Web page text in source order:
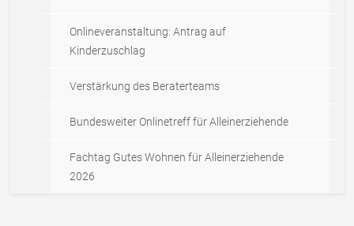
Onlineveranstaltung: Antrag auf
Kinderzuschlag
Verstärkung des Beraterteams
Bundesweiter Onlinetreff für Alleinerziehende
Fachtag Gutes Wohnen für Alleinerziehende
2026